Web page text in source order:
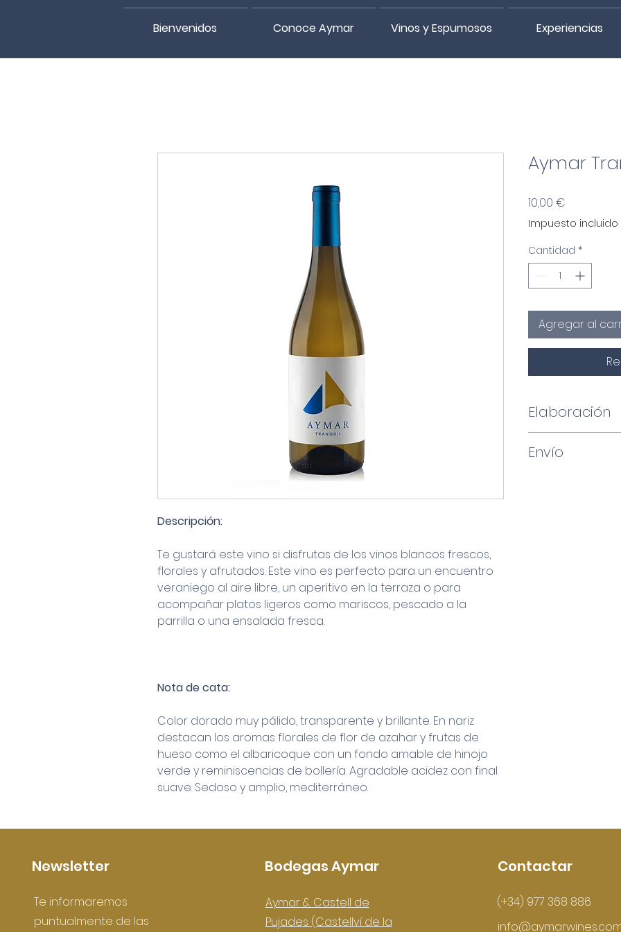
Bienvenidos Conoce Aymar Vinos y Espumosos Experiencias
Descripción:
Te gustará este vino si disfrutas de los vinos blancos frescos,
florales y afrutados. Este vino es perfecto para un encuentro
veraniego al aire libre, un aperitivo en la terraza o para
acompañar platos ligeros como mariscos, pescado a la
parrilla o una ensalada fresca.
Nota de cata:
Color dorado muy pálido, transparente y brillante. En nariz
destacan los aromas florales de flor de azahar y frutas de
hueso como el albaricoque con un fondo amable de hinojo
verde y reminiscencias de bollería. Agradable acidez con final
suave. Sedoso y amplio, mediterráneo.
Aymar
10,00 €
Impuesto incluido
Cantidad *
Agregar al
Elaboración
Corta
Envío
Newsletter
Te informaremos
puntualmente de las
Bodegas Aymar
Aymar & Castell de
Pujades (Castellví de la
Contactar
(+34) 977 368 886